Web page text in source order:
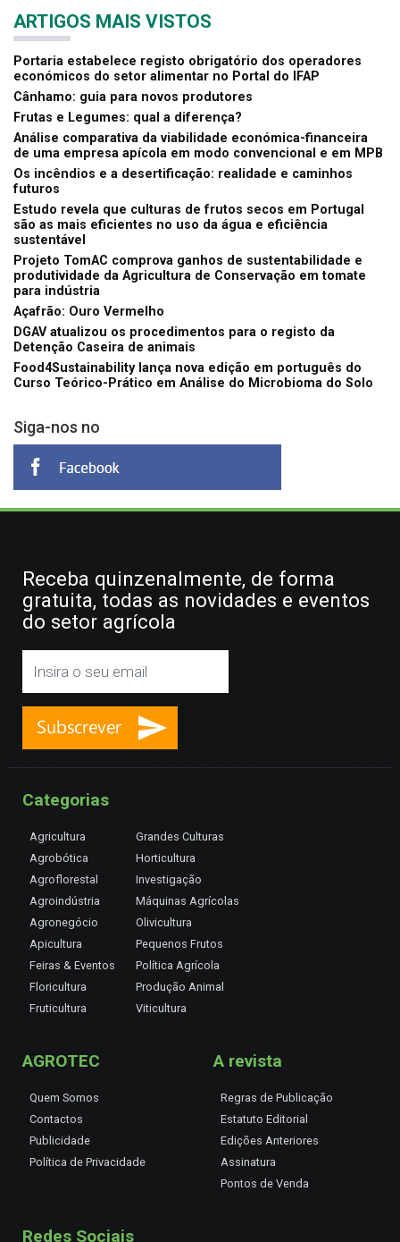
ARTIGOS MAIS VISTOS
Portaria estabelece registo obrigatório dos operadores
económicos do setor alimentar no Portal do IFAP
Cânhamo: guia para novos produtores
Frutas e Legumes: qual a diferença?
Análise comparativa da viabilidade económica-financeira
de uma empresa apícola em modo convencional e em MPB
Os incêndios e a desertificação: realidade e caminhos
futuros
Estudo revela que culturas de frutos secos em Portugal
são as mais eficientes no uso da água e eficiência
sustentável
Projeto TomAC comprova ganhos de sustentabilidade e
produtividade da Agricultura de Conservação em tomate
para indústria
Açafrão: Ouro Vermelho
DGAV atualizou os procedimentos para o registo da
Detenção Caseira de animais
Food4Sustainability lança nova edição em português do
Curso Teórico-Prático em Análise do Microbioma do Solo
Siga-nos no
Receba quinzenalmente, de forma
gratuita, todas as novidades e eventos
do setor agrícola
Categorias
Agricultura
Agrobótica
Agroflorestal
Agroindústria
Agronegócio
Apicultura
Feiras & Eventos
Floricultura
Fruticultura
Grandes Culturas
Horticultura
Investigação
Máquinas Agrícolas
Olivicultura
Pequenos Frutos
Política Agrícola
Produção Animal
Viticultura
AGROTEC
Quem Somos
Contactos
Publicidade
Política de Privacidade
A revista
Regras de Publicação
Estatuto Editorial
Edições Anteriores
Assinatura
Pontos de Venda
Redes Sociais